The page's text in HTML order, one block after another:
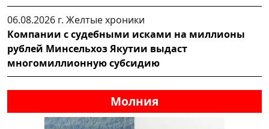
06.08.2026 г. Желтые хроники
Компании с судебными исками на миллионы
рублей Минсельхоз Якутии выдаст
многомиллионную субсидию
Молния